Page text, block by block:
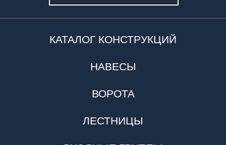
КАТАЛОГ КОНСТРУКЦИЙ
НАВЕСЫ
ВОРОТА
ЛЕСТНИЦЫ